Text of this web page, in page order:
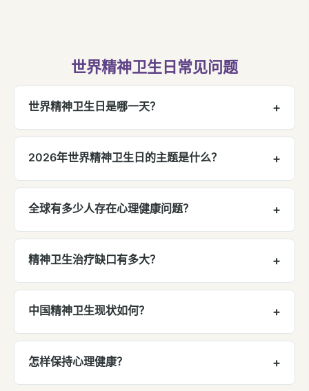
世界精神卫生日常见问题
世界精神卫生日是哪一天？ +
每年10月10日。1992年由世界心理卫生联合会发
起，1994年世界卫生组织正式确认。
2026年世界精神卫生日的主题是什么？ +
主题为"人道危机中的精神卫生支持"（Support in
Humanitarian Crises），延续2025年主题方向，
全球有多少人存在心理健康问题？ +
WHO《世界精神卫生报告》显示，全球超过10亿人
存在心理健康问题，相当于每8个人中就有1人。抑
精神卫生治疗缺口有多大？ +
在中低收入国家，超过75%的精神障碍患者未接受
任何治疗。全球精神卫生支出平均不到卫生总预算
中国精神卫生现状如何？ +
中国约2.7亿人存在心理困扰，约3000万人正在经
历抑郁困扰。儿童青少年抑郁检出率呈上升趋势，
怎样保持心理健康？ +